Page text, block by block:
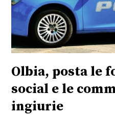
Olbia, posta le
social e le
ingiurie